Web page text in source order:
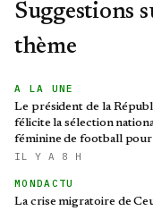
Suggestions
thème
A LA UNE
Le président de la
félicite la sélection
féminine de football
qualification au Mondial
IL Y A 8 H
MONDACTU
La crise migratoire de